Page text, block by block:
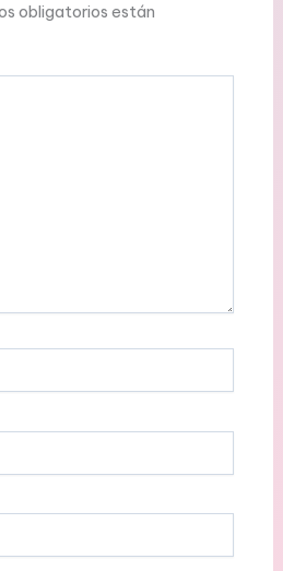
obligatorios están